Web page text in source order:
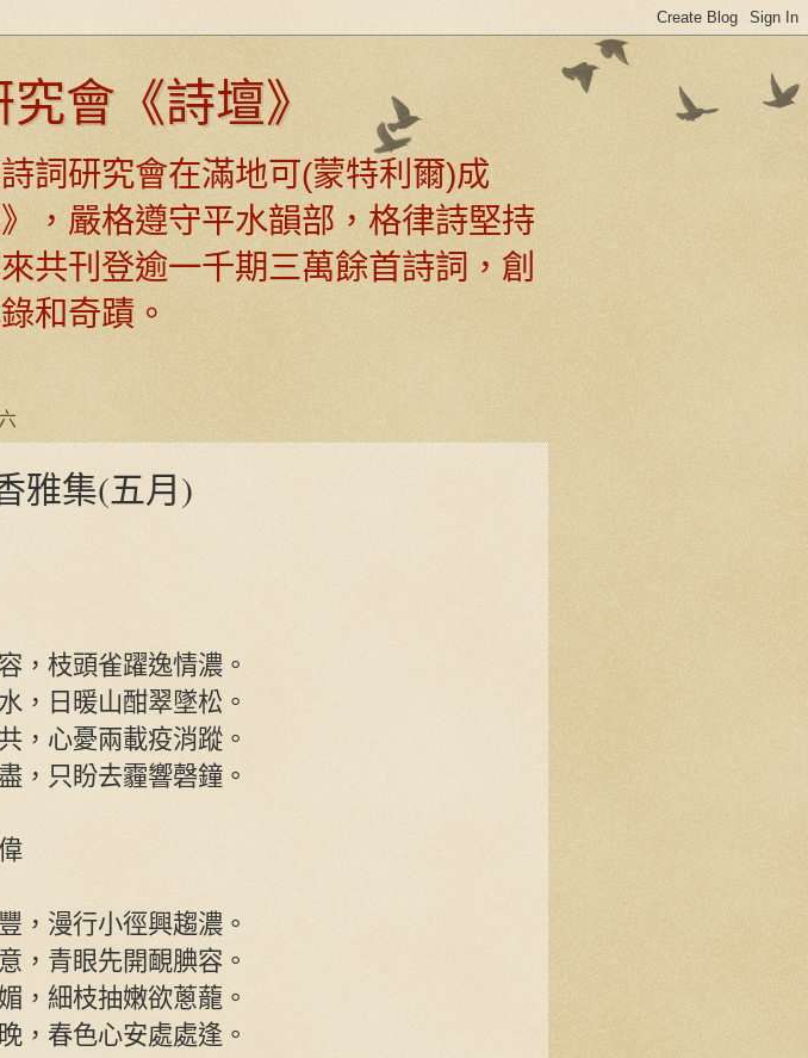
會《詩壇》
詞研究會在滿地可(蒙特利爾)成
，嚴格遵守平水韻部，格律詩堅持
共刊登逾一千期三萬餘首詩詞，創
和奇蹟。
雅集(五月)
，枝頭雀躍逸情濃。
，日暖山酣翠墜松。
，心憂兩載疫消蹤。
，只盼去霾響磬鐘。
，漫行小徑興趨濃。
，青眼先開靦腆容。
，細枝抽嫩欲蔥蘢。
，春色心安處處逢。